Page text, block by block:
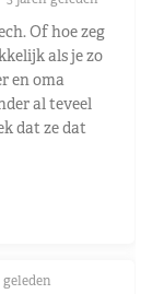
Of hoe zeg
als je zo
en oma
al teveel
dat ze dat